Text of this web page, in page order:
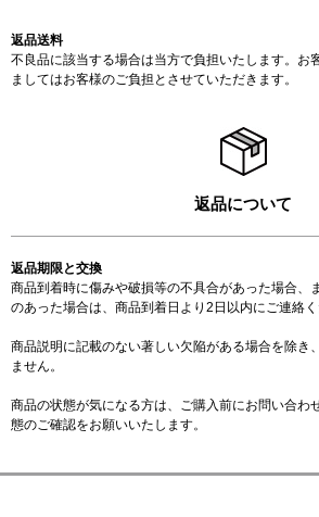
返品送料
不良品に該当する場合は当方で負担いたします。お
ましてはお客様のご負担とさせていただきます。
返品について
返品期限と交換
商品到着時に傷みや破損等の不具合があった場合、
のあった場合は、商品到着日より2日以内にご連絡く
商品説明に記載のない著しい欠陥がある場合を除き
ません。
商品の状態が気になる方は、ご購入前にお問い合わ
態のご確認をお願いいたします。